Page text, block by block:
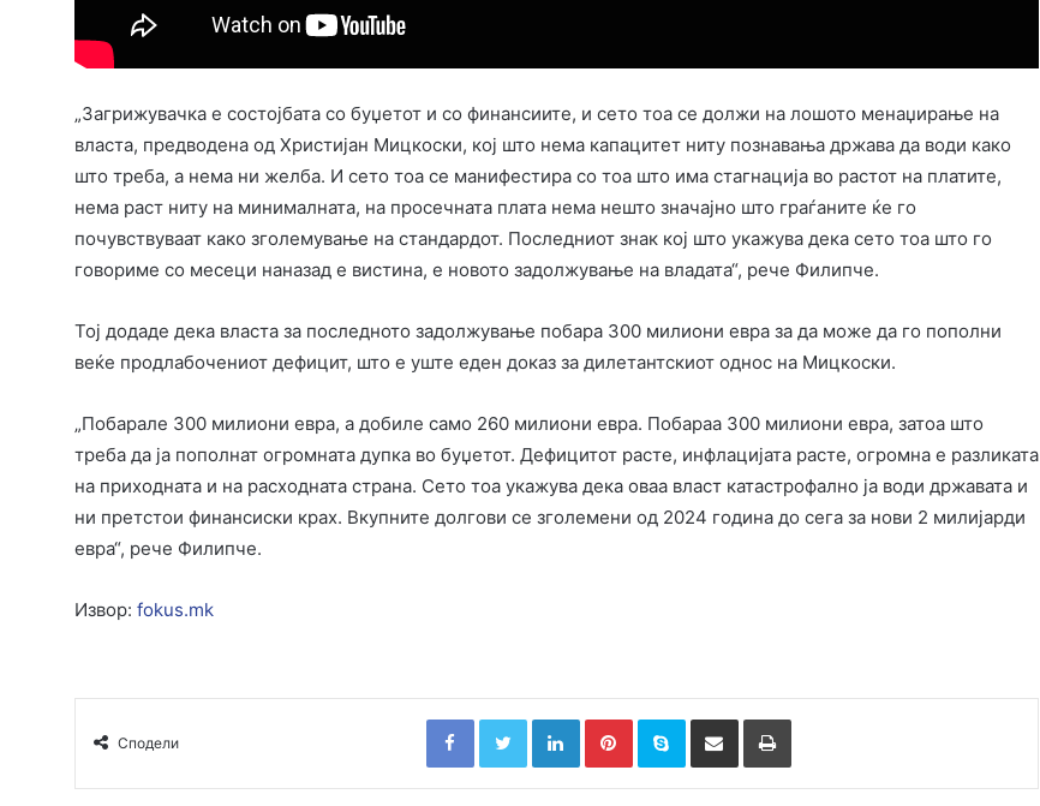
„Загрижувачка е состојбата со буџетот и со финансиите, и сето тоа се должи на лошото менаџирање на
власта, предводена од Христијан Мицкоски, кој што нема капацитет ниту познавања држава да води како
што треба, а нема ни желба. И сето тоа се манифестира со тоа што има стагнација во растот на платите,
нема раст ниту на минималната, на просечната плата нема нешто значајно што граѓаните ќе го
почувствуваат како зголемување на стандардот. Последниот знак кој што укажува дека сето тоа што го
говориме со месеци наназад е вистина, е новото задолжување на владата“, рече Филипче.
Тој додаде дека власта за последното задолжување побара 300 милиони евра за да може да го пополни
веќе продлабочениот дефицит, што е уште еден доказ за дилетантскиот однос на Мицкоски.
„Побарале 300 милиони евра, а добиле само 260 милиони евра. Побараа 300 милиони евра, затоа што
треба да ја пополнат огромната дупка во буџетот. Дефицитот расте, инфлацијата расте, огромна е разликата
на приходната и на расходната страна. Сето тоа укажува дека оваа власт катастрофално ја води државата и
ни претстои финансиски крах. Вкупните долгови се зголемени од 2024 година до сега за нови 2 милијарди
евра“, рече Филипче.
Извор: fokus.mk
Сподели
FacebookTwitterLinkedInPinterestSkype Сподели преку Е-маил Испринтај